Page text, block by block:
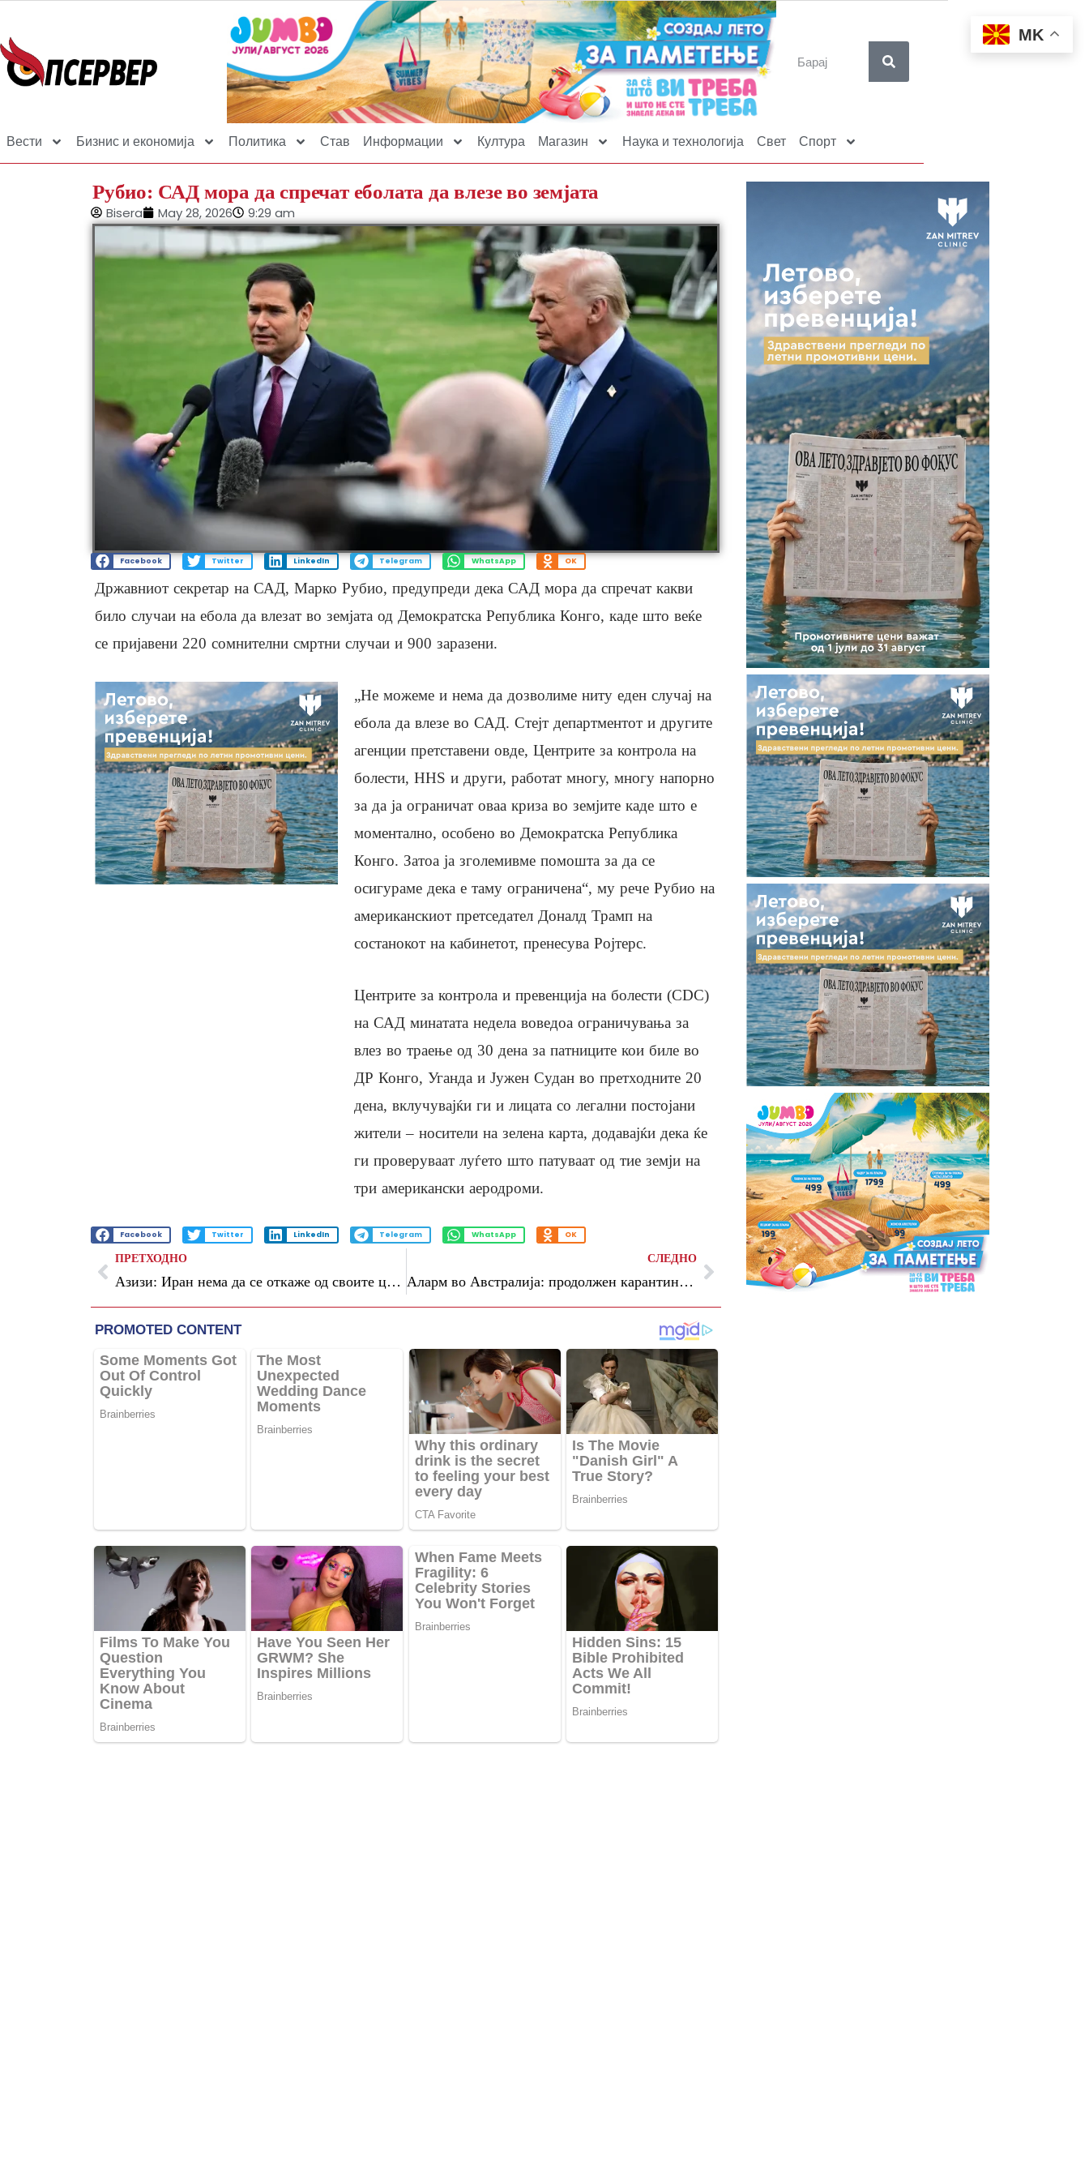
Вести Бизнис и економија Политика Став Информации Култура Магазин Наука и технологија Свет Спорт
Рубио: САД мора да спречат еболата да влезе во земјата
Bisera May 28, 2026 9:29 am
Facebook Twitter LinkedIn Telegram WhatsApp OK
Државниот секретар на САД, Марко Рубио, предупреди дека САД мора да спречат какви
било случаи на ебола да влезат во земјата од Демократска Република Конго, каде што веќе
се пријавени 220 сомнителни смртни случаи и 900 заразени.
„Не можеме и нема да дозволиме ниту еден случај на
ебола да влезе во САД. Стејт департментот и другите
агенции претставени овде, Центрите за контрола на
болести, HHS и други, работат многу, многу напорно
за да ја ограничат оваа криза во земјите каде што е
моментално, особено во Демократска Република
Конго. Затоа ја зголемивме помошта за да се
осигураме дека е таму ограничена“, му рече Рубио на
американскиот претседател Доналд Трамп на
состанокот на кабинетот, пренесува Ројтерс.
Центрите за контрола и превенција на болести (CDC)
на САД минатата недела воведоа ограничувања за
влез во траење од 30 дена за патниците кои биле во
ДР Конго, Уганда и Јужен Судан во претходните 20
дена, вклучувајќи ги и лицата со легални постојани
жители – носители на зелена карта, додавајќи дека ќе
ги проверуваат луѓето што патуваат од тие земји на
три американски аеродроми.
Facebook Twitter LinkedIn Telegram WhatsApp OK
ПРЕТХОДНО
Азизи: Иран нема да се откаже од своите црвени линии, Трамп еден ден користи закани, а следниот моли
СЛЕДНО
Аларм во Австралија: продолжен карантинот за патниците поради хантавирус
MK